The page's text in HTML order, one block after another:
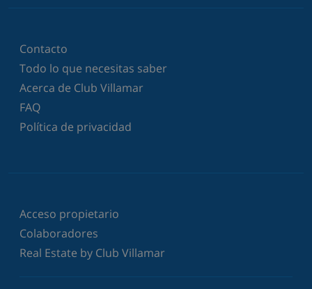
Contacto
Todo lo que necesitas saber
Acerca de Club Villamar
FAQ
Política de privacidad
Acceso propietario
Colaboradores
Real Estate by Club Villamar